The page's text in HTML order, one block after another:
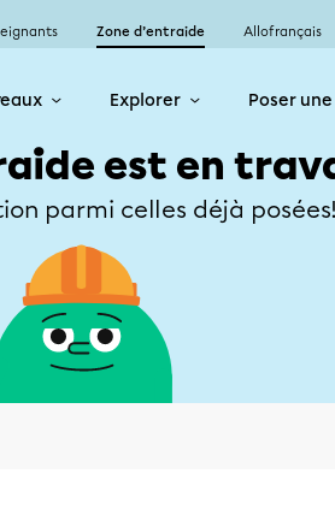
Zone d’entraide Allofrançais
Explorer Poser
est en
parmi celles déjà